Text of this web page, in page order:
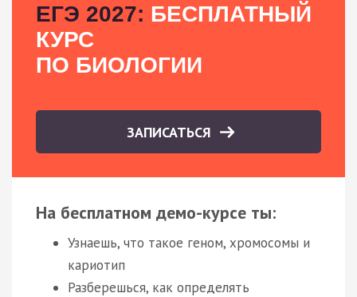
ЕГЭ 2027: БЕСПЛАТНЫЙ
КУРС
ПО БИОЛОГИИ
ЗАПИСАТЬСЯ
На бесплатном демо-курсе ты:
Узнаешь, что такое геном, хромосомы и
кариотип
Разберешься, как определять